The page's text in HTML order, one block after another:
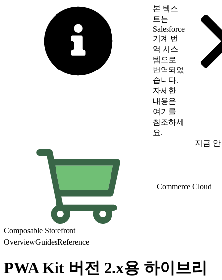
본 텍스
트는
Salesforce
기계 번
역 시스
템으로
번역되었
습니다.
자세한
내용은
여기 를
참조하세
요.
지금 안
Commerce Cloud
Composable Storefront
OverviewGuidesReference
PWA Kit 버전 2.x용 하이브리